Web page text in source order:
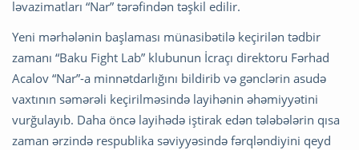
ləvazimatları “Nar” tərəfindən təşkil edilir.
Yeni mərhələnin başlaması münasibətilə keçirilən tədbir
zamanı “Baku Fight Lab” klubunun İcraçı direktoru Fərhad
Acalov “Nar”-a minnətdarlığını bildirib və gənclərin asudə
vaxtının səmərəli keçirilməsində layihənin əhəmiyyətini
vurğulayıb. Daha öncə layihədə iştirak edən tələbələrin qısa
zaman ərzində respublika səviyyəsində fərqləndiyini qeyd